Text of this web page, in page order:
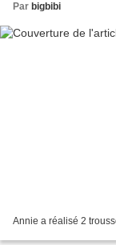
Par bigbibi
Annie a réalisé 2